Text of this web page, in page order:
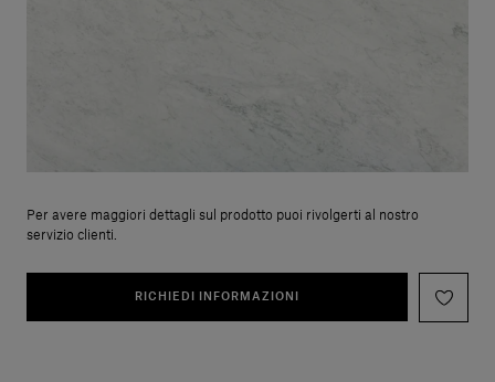
Per avere maggiori dettagli sul prodotto puoi rivolgerti al nostro
servizio clienti.
RICHIEDI INFORMAZIONI